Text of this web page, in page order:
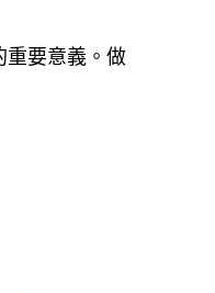
重要意義。做